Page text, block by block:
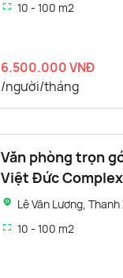
10 - 100 m2
6.500.000 VNĐ
/người/tháng
Văn phòng trọn
Việt Đức Complex
Lê Văn Lương,
10 - 100 m2